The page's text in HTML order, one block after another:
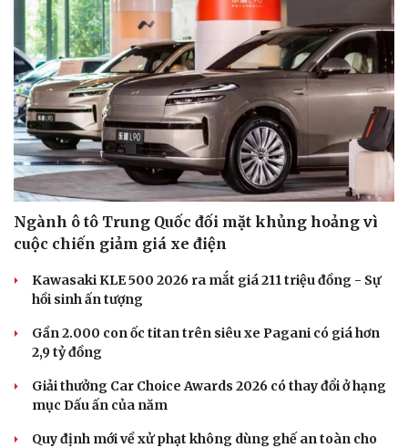
Ngành ô tô Trung Quốc đối mặt khủng hoảng vì
cuộc chiến giảm giá xe điện
Kawasaki KLE 500 2026 ra mắt giá 211 triệu đồng - Sự
hồi sinh ấn tượng
Gần 2.000 con ốc titan trên siêu xe Pagani có giá hơn
2,9 tỷ đồng
Giải thưởng Car Choice Awards 2026 có thay đổi ở hạng
mục Dấu ấn của năm
Quy định mới về xử phạt không dùng ghế an toàn cho